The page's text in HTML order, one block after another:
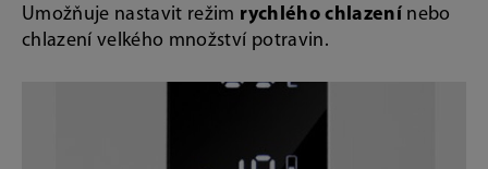
Umožňuje nastavit režim rychlého chlazenínebo
chlazení velkého množství potravin.